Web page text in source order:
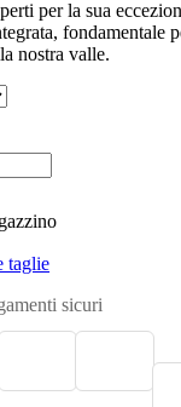
per la sua
fondamentale
nostra valle.
taglie
sicuri